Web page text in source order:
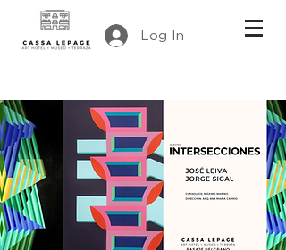
Log In